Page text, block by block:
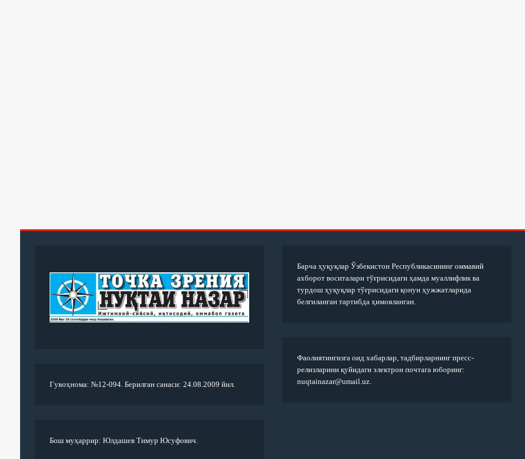
Гувоҳнома: №12-094. Берилган санаси: 24.08.2009 йил.
Бош муҳаррир: Юлдашев Тимур Юсуфович.
Барча ҳуқуқлар Ўзбекистон Республикасининг оммавий
ахборот воситалари тўғрисидаги ҳамда муаллифлик ва
турдош ҳуқуқлар тўғрисидаги қонун ҳужжатларида
белгиланган тартибда ҳимояланган.
Фаолиятингизга оид хабарлар, тадбирларнинг пресс-
релизларини қуйидаги электрон почтага юборинг:
nuqtainazar@umail.uz.